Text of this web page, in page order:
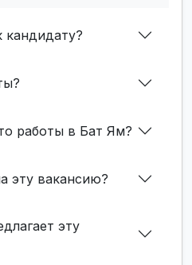
кандидату?
работы в Бат Ям?
эту вакансию?
эту